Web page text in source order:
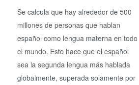
Se calcula que hay alrededor de 500
millones de personas que hablan
español como lengua materna en todo
el mundo. Esto hace que el español
sea la segunda lengua más hablada
globalmente, superada solamente por